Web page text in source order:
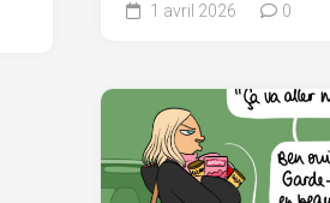
1 avril 2026 0